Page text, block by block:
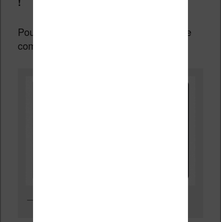
Pour ce qui est de l’esthétique voici une
comparaison des deux liseuses :